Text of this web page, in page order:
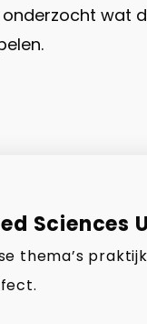
wat
Sciences
thema’s